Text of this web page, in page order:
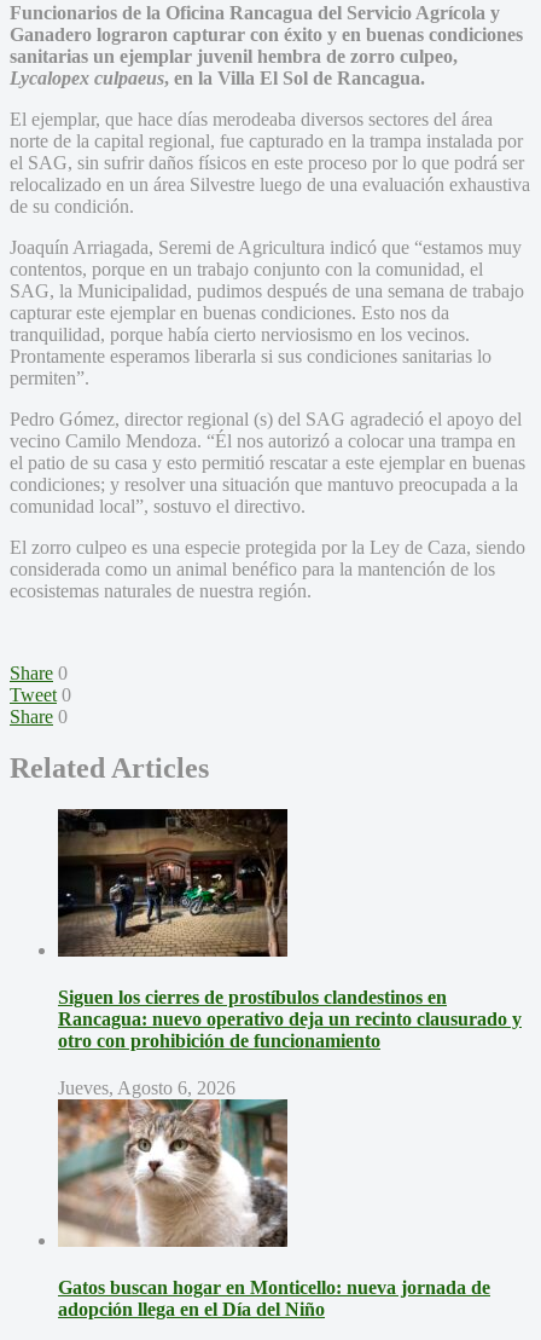
Funcionarios de la Oficina Rancagua del Servicio Agrícola y
Ganadero lograron capturar con éxito y en buenas condiciones
sanitarias un ejemplar juvenil hembra de zorro culpeo,
Lycalopex culpaeus, en la Villa El Sol de Rancagua.
El ejemplar, que hace días merodeaba diversos sectores del área
norte de la capital regional, fue capturado en la trampa instalada por
el SAG, sin sufrir daños físicos en este proceso por lo que podrá ser
relocalizado en un área Silvestre luego de una evaluación exhaustiva
de su condición.
Joaquín Arriagada, Seremi de Agricultura indicó que “estamos muy
contentos, porque en un trabajo conjunto con la comunidad, el
SAG, la Municipalidad, pudimos después de una semana de trabajo
capturar este ejemplar en buenas condiciones. Esto nos da
tranquilidad, porque había cierto nerviosismo en los vecinos.
Prontamente esperamos liberarla si sus condiciones sanitarias lo
permiten”.
Pedro Gómez, director regional (s) del SAG agradeció el apoyo del
vecino Camilo Mendoza. “Él nos autorizó a colocar una trampa en
el patio de su casa y esto permitió rescatar a este ejemplar en buenas
condiciones; y resolver una situación que mantuvo preocupada a la
comunidad local”, sostuvo el directivo.
El zorro culpeo es una especie protegida por la Ley de Caza, siendo
considerada como un animal benéfico para la mantención de los
ecosistemas naturales de nuestra región.
Share 0
Tweet 0
Share 0
Related Articles
Siguen los cierres de prostíbulos clandestinos en
Rancagua: nuevo operativo deja un recinto clausurado y
otro con prohibición de funcionamiento
Jueves, Agosto 6, 2026
Gatos buscan hogar en Monticello: nueva jornada de
adopción llega en el Día del Niño